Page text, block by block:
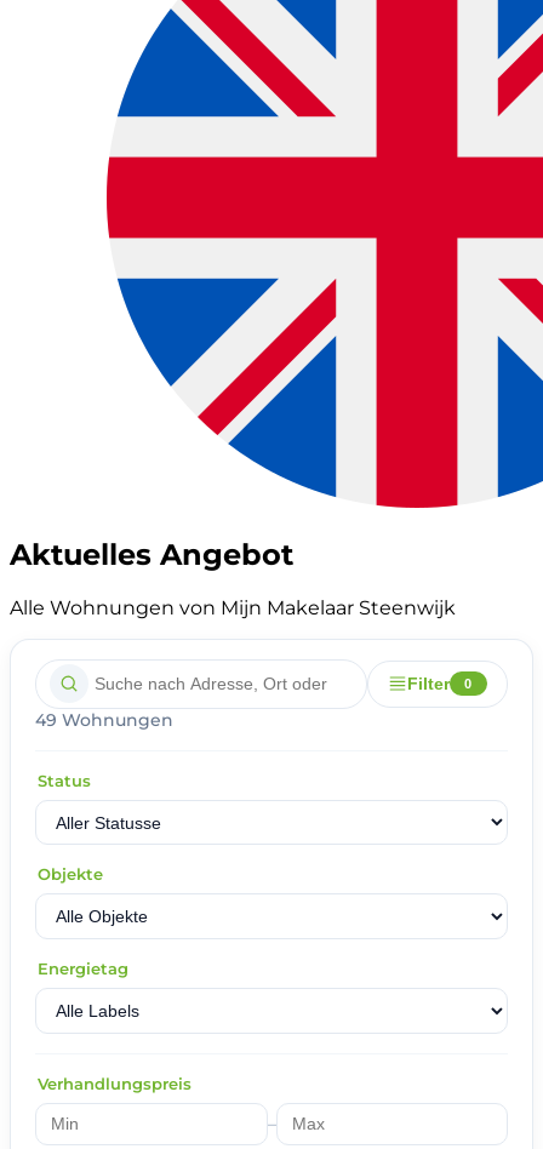
Aktuelles Angebot
Alle Wohnungen von Mijn Makelaar Steenwijk
Filter 0
49 Wohnungen
Status
Objekte
Energietag
Verhandlungspreis
–